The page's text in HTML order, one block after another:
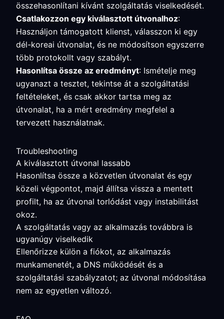
összehasonlítani kívánt szolgáltatás viselkedését.
Csatlakozzon egy kiválasztott útvonalhoz:
Használjon támogatott klienst, válasszon ki egy
dél-koreai útvonalat, és ne módosítson egyszerre
több protokollt vagy szabályt.
Hasonlítsa össze az eredményt: Ismételje meg
ugyanazt a tesztet, tekintse át a szolgáltatási
feltételeket, és csak akkor tartsa meg az
útvonalat, ha a mért eredmény megfelel a
tervezett használatnak.
Troubleshooting
A kiválasztott útvonal lassabb
Hasonlítsa össze a közvetlen útvonalat és egy
közeli végpontot, majd állítsa vissza a mentett
profilt, ha az útvonal torlódást vagy instabilitást
okoz.
A szolgáltatás vagy az alkalmazás továbbra is
ugyanúgy viselkedik
Ellenőrizze külön a fiókot, az alkalmazás
munkamenetét, a DNS működését és a
szolgáltatási szabályzatot; az útvonal módosítása
nem az egyetlen változó.